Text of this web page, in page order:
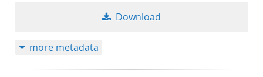
Download
more metadata